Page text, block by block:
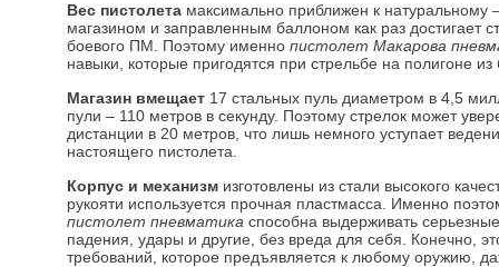
Вес пистолета максимально приближен к
магазином и заправленным баллоном как раз достигает
боевого ПМ. Поэтому именно пистолет Макарова
навыки, которые пригодятся при стрельбе на полигоне
Магазин вмещает 17 стальных пуль диаметром в 4,5
пули – 110 метров в секунду. Поэтому стрелок может
дистанции в 20 метров, что лишь немного уступает
настоящего пистолета.
Корпус и механизм изготовлены из стали высокого
рукояти используется прочная пластмасса. Именно
пистолет пневматика способна выдерживать
падения, удары и другие, без вреда для себя. Конечно,
требований, которое предъявляется к любому оружию,